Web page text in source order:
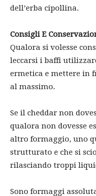
dell’erba cipollina.
Consigli E
Qualora si volesse
leccarsi i baffi
ermetica e mettere in
al massimo.
Se il cheddar non
qualora non dovesse
altro formaggio, uno
strutturato e che si
rilasciando troppi
Sono formaggi